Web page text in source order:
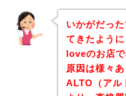
いかがだっ
てきたよう
loveのお店
原因は様々
ALTO（アル